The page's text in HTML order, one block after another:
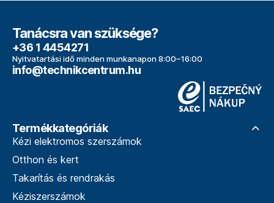
Tanácsra van szüksége?
+36 1 4454271
Nyitvatartási idő minden munkanapon 8:00–16:00
info@technikcentrum.hu
Termékkategóriák
Kézi elektromos szerszámok
Otthon és kert
Takarítás és rendrakás
Kéziszerszámok